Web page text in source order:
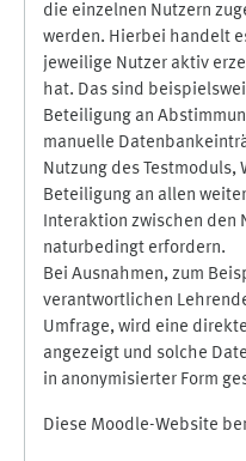
die einzelnen Nutzern
werden. Hierbei handelt
jeweilige Nutzer aktiv
hat. Das sind
Beteiligung an
manuelle
Nutzung des Testmoduls,
Beteiligung an allen
Interaktion zwischen den
naturbedingt erfordern.
Bei Ausnahmen, zum
verantwortlichen
Umfrage, wird eine
angezeigt und solche
in anonymisierter Form
Diese Moodle-Website